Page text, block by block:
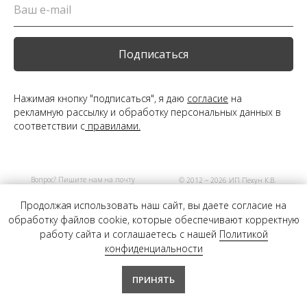
Продолжая использовать наш сайт, вы даете согласие на
обработку файлов cookie, которые обеспечивают корректную
работу сайта и соглашаетесь с нашей Политикой
конфиденциальности
ПРИНЯТЬ
Подписаться
Нажимая кнопку "подписаться", я даю согласие на
рекламную рассылку и обработку персональных данных в
соответствии с правилами.
Вопрос? Пишите нам на почту
© 2012 – 2026 ИП Пекун К.В.